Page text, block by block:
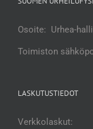
Osoite: Urhea-
Toimiston
LASKUTUSTIEDOT
Verkkolaskut: